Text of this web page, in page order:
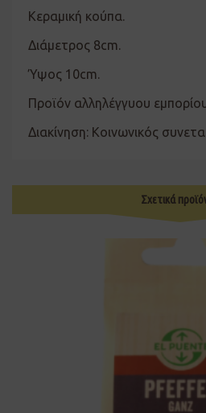
Κεραμική κούπα.
Διάμετρος 8cm.
Ύψος 10cm.
Προϊόν αλληλέγγυου
Διακίνηση: Κοινωνικός
Σχετικά